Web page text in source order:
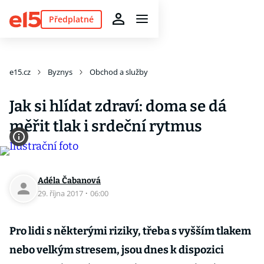
Předplatné
e15.cz Byznys Obchod a služby
Jak si hlídat zdraví: doma se dá
měřit tlak i srdeční rytmus
Adéla Čabanová
29. října 2017 · 06:00
Pro lidi s některými riziky, třeba s vyšším tlakem
nebo velkým stresem, jsou dnes k dispozici